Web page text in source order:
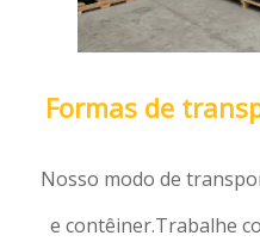
Formas de
Nosso modo de
e contêiner.Trabalhe